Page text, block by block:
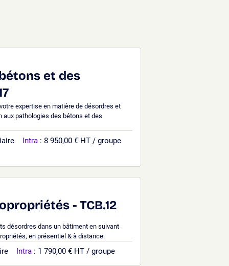
et des
expertise en matière de désordres et
pathologies des bétons et des
Intra : 8 950,00 € HT / groupe
- TCB.12
désordres dans un bâtiment en suivant
en présentiel & à distance.
Intra : 1 790,00 € HT / groupe